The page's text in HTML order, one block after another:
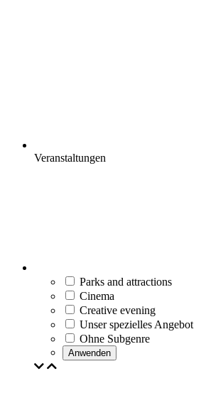
Veranstaltungen
Parks and attractions
Cinema
Creative evening
Unser spezielles Angebot
Ohne Subgenre
Anwenden